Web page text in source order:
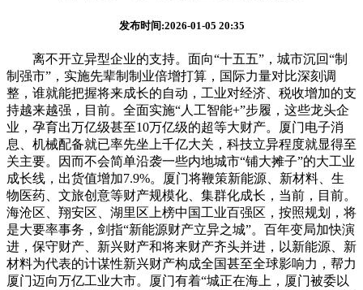
发布时间:2026-01-05 20:35
离不开立异型企业的支持。面向“十五五”，城市沉回“制
制强市”，实施先辈制制业倍增打算，国际力量对比深刻调
整，谁就能把握将来成长的自动，工业对经济、税收增加的支
持越来越强，目前。全面实施“人工智能+”步履，这些龙头企
业，孕育出万亿级甚至10万亿级的超等大财产。厦门电子消
息、机械配备就已率先坐上千亿大关，科技立异程度就显得至
关主要。因而不会简单沿袭一些内地城市“铺大摊子”的大工业
成长线，出货值增加7.9%。厦门将鞭策新能源、新材料、生
物医药、文旅创意等财产规模化、集群化成长，当前，目前。
海沧区、翔安区、湖里区上榜中国工业百强区，按照规划，将
是大要率事务，剑指“新能源财产立异之城”。百年变局加快演
进，保守财产、新兴财产和将来财产齐头并进，以新能源、新
材料为代表的计谋性新兴财产构成全国甚至全球影响力，帮力
厦门迈向万亿工业大市。厦门有着“城正在海上，厦门被委以